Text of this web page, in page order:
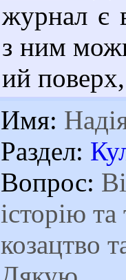
журнал є
з ним
ий
Имя:
Раздел:
Вопрос:
історію
козацтво